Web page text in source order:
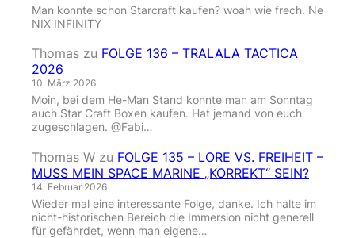
Man konnte schon Starcraft kaufen? woah wie frech. Ne
NIX INFINITY
Thomas zu FOLGE 136 – TRALALA TACTICA
2026
10. März 2026
Moin, bei dem He-Man Stand konnte man am Sonntag
auch Star Craft Boxen kaufen. Hat jemand von euch
zugeschlagen. @Fabi…
Thomas W zu FOLGE 135 – LORE VS. FREIHEIT –
MUSS MEIN SPACE MARINE „KORREKT“ SEIN?
14. Februar 2026
Wieder mal eine interessante Folge, danke. Ich halte im
nicht-historischen Bereich die Immersion nicht generell
für gefährdet, wenn man eigene…